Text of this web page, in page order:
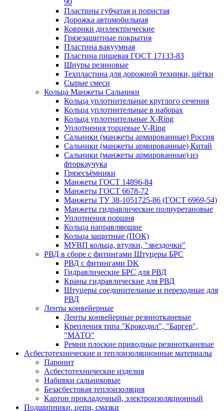
90
Пластины губчатая и пористая
Дорожка автомобильная
Коврики диэлектрические
Грязезащитные покрытия
Пластина вакуумная
Пластина пищевая ГОСТ 17133-83
Шнуры резиновые
Техпластина для дорожной техники, щётки
Сырые смеси
Кольца Манжеты Сальники
Кольца уплотнительные круглого сечения
Кольца уплотнительные в наборах
Кольца уплотнительные Х-Ring
Уплотнения торцевые V-Ring
Сальники (манжеты армированные) Россия
Сальники (манжеты армированные) Китай
Сальники (манжеты армированные) из
фторкаучука
Грязесъёмники
Манжеты ГОСТ 14896-84
Манжеты ГОСТ 6678-72
Манжеты ТУ 38-1051725-86 (ГОСТ 6969-54)
Манжеты гидравлические полиуретановые
Уплотнения поршня
Кольца направляющие
Кольца защитные (ПОК)
МУВП кольца, втулки, "звездочки"
РВД в сборе с фитингами Штуцеры БРС
РВД с фитингами DK
Гидравлические БРС для РВД
Краны гидравлические для РВД
Штуцеры соединительные и переходные для
РВД
Ленты конвейерные
Ленты конвейерные резинотканевые
Крепления типа "Крокодил", "Баргер",
"МАТО"
Ремни плоские приводные резинотканевые
Асбестотехнические и теплоизоляционные материалы
Паронит
Асбестотехнические изделия
Набивки сальниковые
Безасбестовая теплоизоляция
Картон прокладочный, электроизоляционный
Подшипники, цепи, смазки